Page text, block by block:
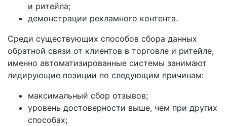
и ритейла;
демонстрации рекламного контента.
Среди существующих способов сбора данных
обратной связи от клиентов в торговле и ритейле,
именно автоматизированные системы занимают
лидирующие позиции по следующим причинам:
максимальный сбор отзывов;
уровень достоверности выше, чем при других
способах;